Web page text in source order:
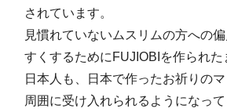
されています。
見慣れていないムスリムの方への
すくするためにFUJIOBIを作られた
日本人も、日本で作ったお祈りの
周囲に受け入れられるようになって